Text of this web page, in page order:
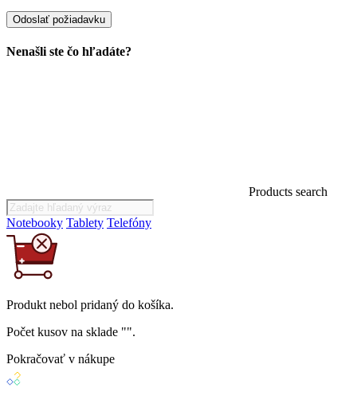
Nenašli ste čo hľadáte?
Products search
Notebooky Tablety Telefóny
Produkt nebol pridaný do košíka.
Počet kusov na sklade "".
Pokračovať v nákupe